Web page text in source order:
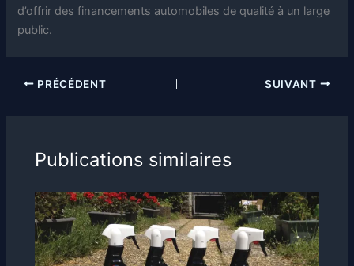
d’offrir des financements automobiles de qualité à un large
public.
PRÉCÉDENT SUIVANT
Publications similaires